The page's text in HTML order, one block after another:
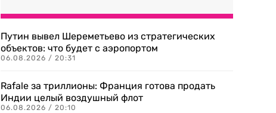
Путин вывел Шереметьево из стратегических
объектов: что будет с аэропортом
06.08.2026 / 20:31
Rafale за триллионы: Франция готова продать
Индии целый воздушный флот
06.08.2026 / 20:10